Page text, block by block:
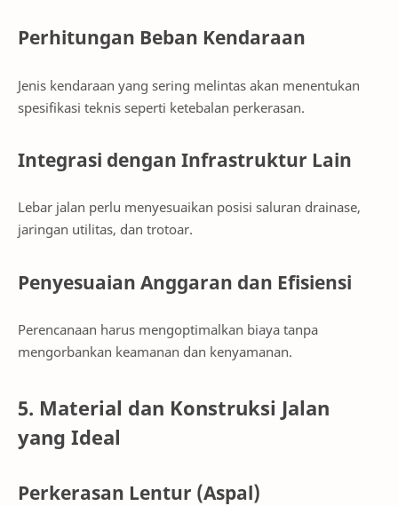
Perhitungan Beban Kendaraan
Jenis kendaraan yang sering melintas akan menentukan
spesifikasi teknis seperti ketebalan perkerasan.
Integrasi dengan Infrastruktur Lain
Lebar jalan perlu menyesuaikan posisi saluran drainase,
jaringan utilitas, dan trotoar.
Penyesuaian Anggaran dan Efisiensi
Perencanaan harus mengoptimalkan biaya tanpa
mengorbankan keamanan dan kenyamanan.
5. Material dan Konstruksi Jalan
yang Ideal
Perkerasan Lentur (Aspal)